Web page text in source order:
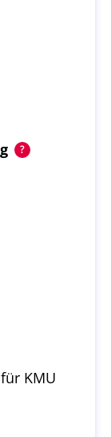
KMU